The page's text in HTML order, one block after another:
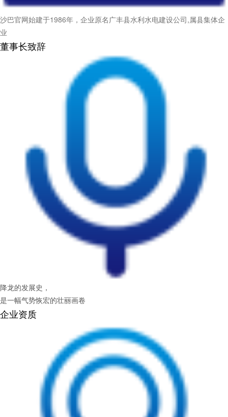
沙巴官网始建于1986年，企业原名广丰县水利水电建设公司,属县集体企
业
董事长致辞
降龙的发展史，
是一幅气势恢宏的壮丽画卷
企业资质